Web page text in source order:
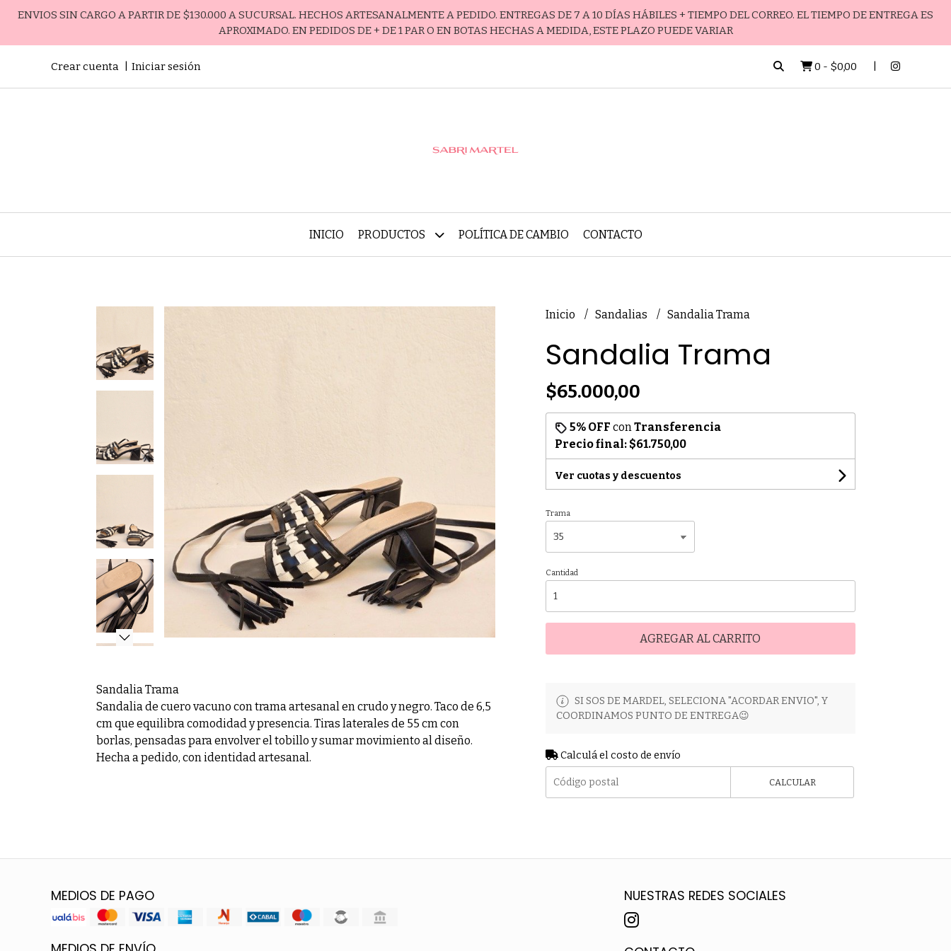
ENVIOS SIN CARGO A PARTIR DE $130.000 A SUCURSAL. HECHOS ARTESANALMENTE A PEDIDO. ENTREGAS DE 7 A 10 DÍAS HÁBILES + TIEMPO DEL CORREO. EL TIEMPO DE ENTREGA ES
APROXIMADO. EN PEDIDOS DE + DE 1 PAR O EN BOTAS HECHAS A MEDIDA, ESTE PLAZO PUEDE VARIAR
Crear cuenta Iniciar sesión 0 - $0,00
INICIO PRODUCTOS POLÍTICA DE CAMBIO CONTACTO
Sandalia Trama
Sandalia de cuero vacuno con trama artesanal en crudo y negro. Taco de 6,5
cm que equilibra comodidad y presencia. Tiras laterales de 55 cm con
borlas, pensadas para envolver el tobillo y sumar movimiento al diseño.
Hecha a pedido, con identidad artesanal.
Inicio Sandalias Sandalia Trama
Sandalia Trama
$65.000,00
5% OFF conTransferencia
Precio final: $61.750,00
Ver cuotas y descuentos
Trama
Cantidad
AGREGAR AL CARRITO
SI SOS DE MARDEL, SELECIONA "ACORDAR ENVIO", Y
COORDINAMOS PUNTO DE ENTREGA😉
Calculá el costo de envío
CALCULAR
MEDIOS DE PAGO NUESTRAS REDES SOCIALES